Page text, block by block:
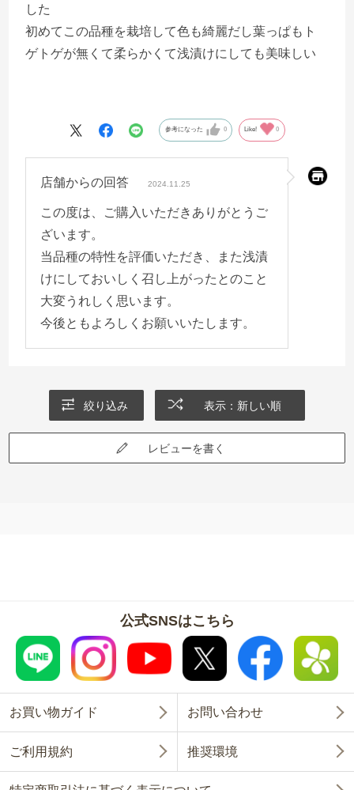
した
初めてこの品種を栽培して色も綺麗だし葉っぱもト
ゲトゲが無くて柔らかくて浅漬けにしても美味しい
参考になった 0 Like! 0
店舗からの回答 2024.11.25
この度は、ご購入いただきありがとうご
ざいます。
当品種の特性を評価いただき、また浅漬
けにしておいしく召し上がったとのこと
大変うれしく思います。
今後ともよろしくお願いいたします。
絞り込み 表示：新しい順
レビューを書く
公式SNSはこちら
お買い物ガイド お問い合わせ
ご利用規約 推奨環境